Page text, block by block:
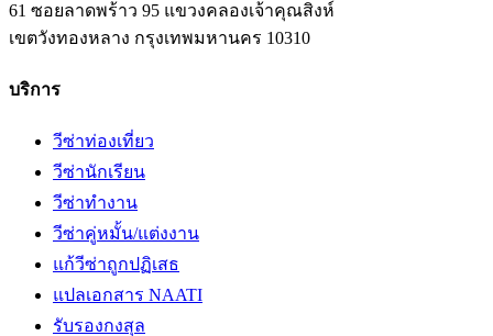
61 ซอยลาดพร้าว 95 แขวงคลองเจ้าคุณสิงห์
เขตวังทองหลาง กรุงเทพมหานคร 10310
บริการ
วีซ่าท่องเที่ยว
วีซ่านักเรียน
วีซ่าทำงาน
วีซ่าคู่หมั้น/แต่งงาน
แก้วีซ่าถูกปฏิเสธ
แปลเอกสาร NAATI
รับรองกงสุล